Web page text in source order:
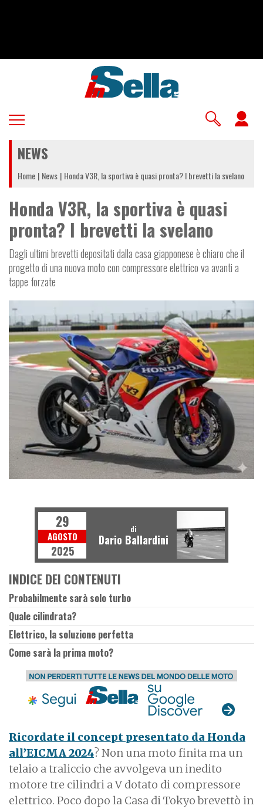
NEWS
Home News Honda V3R, la sportiva è quasi pronta? I brevetti la svelano
Honda V3R, la sportiva è quasi
pronta? I brevetti la svelano
Dagli ultimi brevetti depositati dalla casa giapponese è chiaro che il
progetto di una nuova moto con compressore elettrico va avanti a
tappe forzate
Ricordate il concept presentato da Honda
all’EICMA 2024? Non una moto finita ma un
telaio a traliccio che avvolgeva un inedito
motore tre cilindri a V dotato di compressore
elettrico. Poco dopo la Casa di Tokyo brevettò in
29
AGOSTO
2025
di
Dario Ballardini
INDICE DEI CONTENUTI
Probabilmente sarà solo turbo
Quale cilindrata?
Elettrico, la soluzione perfetta
Come sarà la prima moto?